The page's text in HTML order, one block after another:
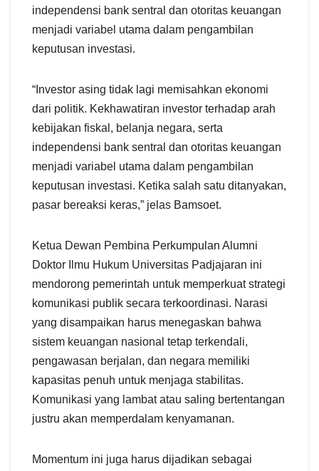
independensi bank sentral dan otoritas keuangan
menjadi variabel utama dalam pengambilan
keputusan investasi.
“Investor asing tidak lagi memisahkan ekonomi
dari politik. Kekhawatiran investor terhadap arah
kebijakan fiskal, belanja negara, serta
independensi bank sentral dan otoritas keuangan
menjadi variabel utama dalam pengambilan
keputusan investasi. Ketika salah satu ditanyakan,
pasar bereaksi keras,” jelas Bamsoet.
Ketua Dewan Pembina Perkumpulan Alumni
Doktor Ilmu Hukum Universitas Padjajaran ini
mendorong pemerintah untuk memperkuat strategi
komunikasi publik secara terkoordinasi. Narasi
yang disampaikan harus menegaskan bahwa
sistem keuangan nasional tetap terkendali,
pengawasan berjalan, dan negara memiliki
kapasitas penuh untuk menjaga stabilitas.
Komunikasi yang lambat atau saling bertentangan
justru akan memperdalam kenyamanan.
Momentum ini juga harus dijadikan sebagai